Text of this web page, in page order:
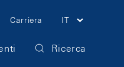
Carriera IT
Ricerca